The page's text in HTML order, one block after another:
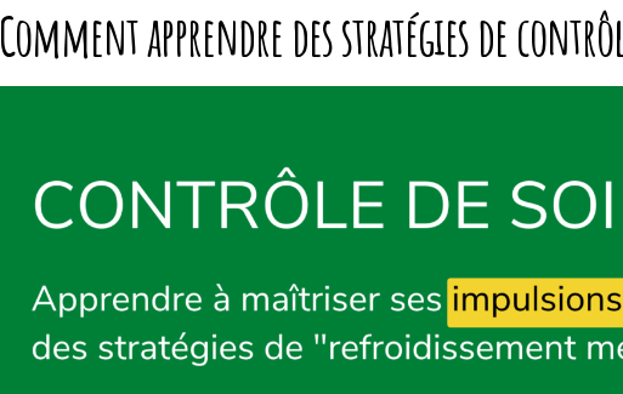
Comment apprendre des stratégies de